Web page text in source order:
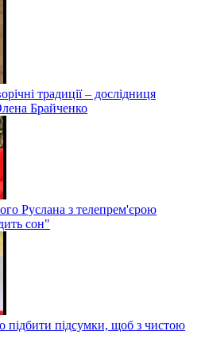
традиції – дослідниця
Брайченко
Руслана з телепрем'єрою
сон"
підбити підсумки, щоб з чистою